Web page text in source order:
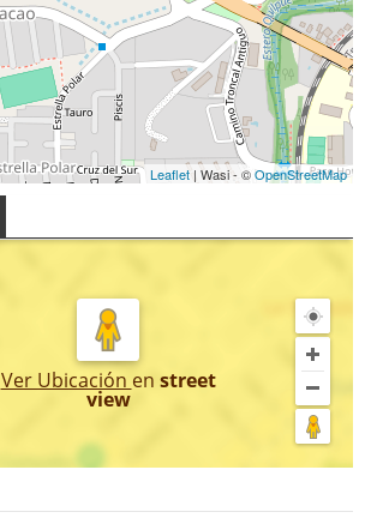
Leaflet | Wasi - ©OpenStreetMap
Ver Ubicación en street
view